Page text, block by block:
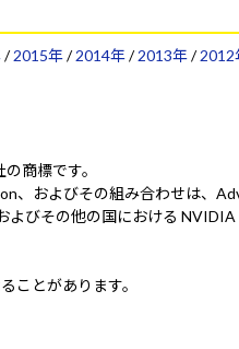
/2015年/2014年/2013年/2012
商標です。
およびその組み合わせは、
びその他の国における
ことがあります。